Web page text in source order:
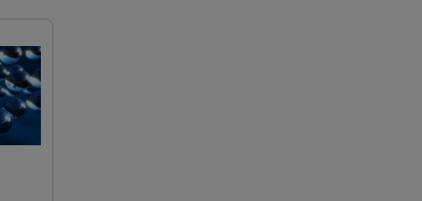
Röntgendiffraktometer (XRD)